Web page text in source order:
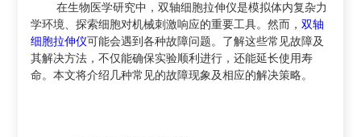
在生物医学研究中，双轴细胞拉伸仪是模拟体内复杂力
学环境、探索细胞对机械刺激响应的重要工具。然而，双轴
细胞拉伸仪可能会遇到各种故障问题。了解这些常见故障及
其解决方法，不仅能确保实验顺利进行，还能延长使用寿
命。本文将介绍几种常见的故障现象及相应的解决策略。